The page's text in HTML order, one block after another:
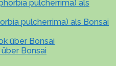
pulcherrima) als Bonsai
Bonsai